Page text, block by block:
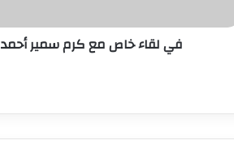
في لقاء خاص مع كرم سمير أحمد